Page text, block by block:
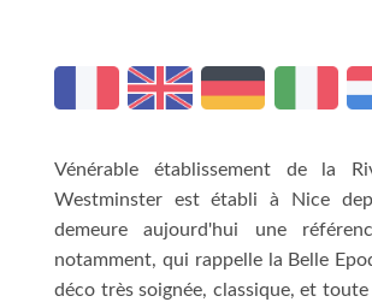
Vénérable établissement de la
Westminster est établi à Nice
demeure aujourd'hui une
notamment, qui rappelle la Belle
déco très soignée, classique, et toute